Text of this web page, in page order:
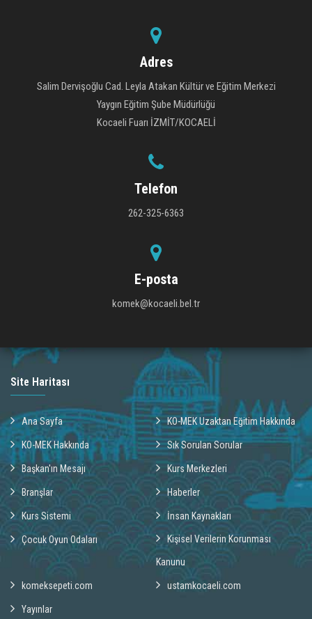
Adres
Salim Dervişoğlu Cad. Leyla Atakan Kültür ve Eğitim Merkezi
Yaygın Eğitim Şube Müdürlüğü
Kocaeli Fuarı İZMİT/KOCAELİ
Telefon
262-325-6363
E-posta
komek@kocaeli.bel.tr
Site Haritası
Ana Sayfa KO-MEK Uzaktan Eğitim Hakkında
KO-MEK Hakkında Sık Sorulan Sorular
Başkan'ın Mesajı Kurs Merkezleri
Branşlar Haberler
Kurs Sistemi İnsan Kaynakları
Çocuk Oyun Odaları Kişisel Verilerin Korunması
Kanunu
komeksepeti.com ustamkocaeli.com
Yayınlar